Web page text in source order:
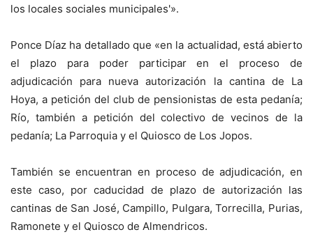
los locales sociales municipales'».
Ponce Díaz ha detallado que «en la actualidad, está abierto
el plazo para poder participar en el proceso de
adjudicación para nueva autorización la cantina de La
Hoya, a petición del club de pensionistas de esta pedanía;
Río, también a petición del colectivo de vecinos de la
pedanía; La Parroquia y el Quiosco de Los Jopos.
También se encuentran en proceso de adjudicación, en
este caso, por caducidad de plazo de autorización las
cantinas de San José, Campillo, Pulgara, Torrecilla, Purias,
Ramonete y el Quiosco de Almendricos.